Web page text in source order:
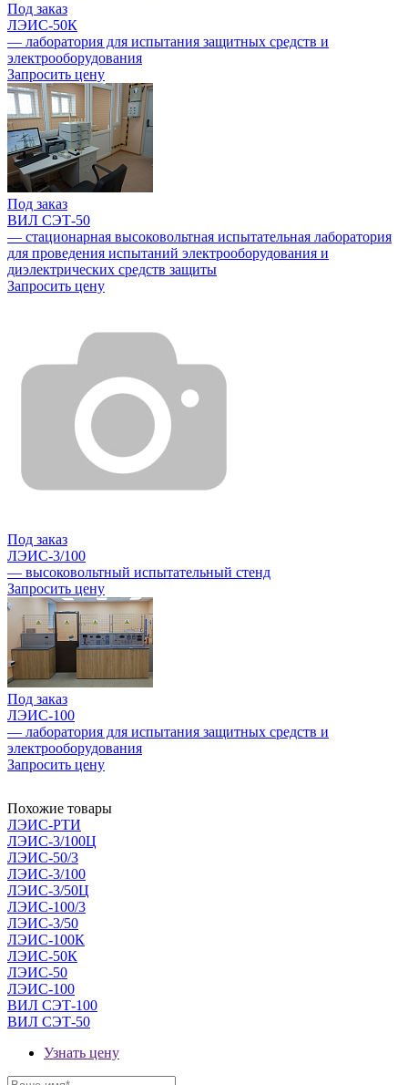
Под заказ
ЛЭИС-50К
— лаборатория для испытания защитных средств и
электрооборудования
Запросить цену
Под заказ
ВИЛ СЭТ-50
— стационарная высоковольтная испытательная лаборатория
для проведения испытаний электрооборудования и
диэлектрических средств защиты
Запросить цену
Под заказ
ЛЭИС-3/100
— высоковольтный испытательный стенд
Запросить цену
Под заказ
ЛЭИС-100
— лаборатория для испытания защитных средств и
электрооборудования
Запросить цену
Похожие товары
ЛЭИС-РТИ
ЛЭИС-3/100Ц
ЛЭИС-50/3
ЛЭИС-3/100
ЛЭИС-3/50Ц
ЛЭИС-100/3
ЛЭИС-3/50
ЛЭИС-100К
ЛЭИС-50К
ЛЭИС-50
ЛЭИС-100
ВИЛ СЭТ-100
ВИЛ СЭТ-50
Узнать цену